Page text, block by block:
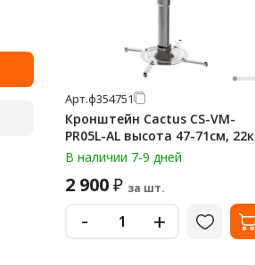
Арт.ф354751
Кронштейн Cactus CS-VM-
PR05L-AL высота 47-71см,
В наличии 7-9 дней
2 900₽ за шт.
- +